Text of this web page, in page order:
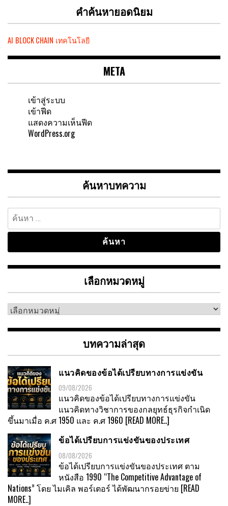
คำค้นหายอดนิยม
AI BLOCK CHAIN เทคโนโลยี
META
เข้าสู่ระบบ
เข้าฟีด
แสดงความเห็นฟีด
WordPress.org
ค้นหาบทความ
ค้นหา
สำหรับ:
เลือกหมวดหมู่
เลือก
หมู่
บทความล่าสุด
แนวคิดของข้อได้เปรียบทางการแข่งขัน
09/08/2026
แนวคิดของข้อได้เปรียบทางการแข่งขัน
แนวคิดทางวิชาการของกลยุทธ์ธุรกิจกำเนิด
ขึ้นมาเมื่อ ค.ศ 1950 และ ค.ศ 1960 [READ MORE..]
ข้อได้เปรียบการแข่งขันของประเทศ
08/08/2026
ข้อได้เปรียบการแข่งขันของประเทศ ตาม
หนังสือ 1990 “The Competitive Advantage of
Nations” โดย ไมเคิล พอร์เตอร์ ได้พัฒนากรอยข่าย [READ
MORE..]